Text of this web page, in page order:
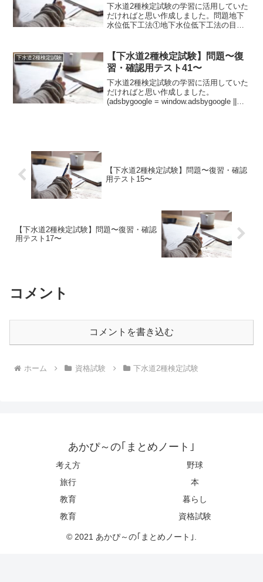
下水道2種検定試験の学習に活用していた
だければと思い作成しました。問題地下
水位低下工法①地下水位低下工法の目的
代表的なものに【A:ディープウェル・B:
ウェルポイント...
下水道2種検定試験
【下水道2種検定試験】問題〜復
習・確認用テスト41〜
下水道2種検定試験の学習に活用していた
だければと思い作成しました。
(adsbygoogle = window.adsbygoogle ||
【下水道2種検定試験】問題〜復習・確認
用テスト15〜
【下水道2種検定試験】問題〜復習・確認
用テスト17〜
コメント
コメントを書き込む
ホーム 資格試験 下水道2種検定試験
あかぴ～の｢まとめノート｣
考え方
野球
旅行
本
教育
暮らし
教育
資格試験
© 2021 あかぴ～の｢まとめノート｣.